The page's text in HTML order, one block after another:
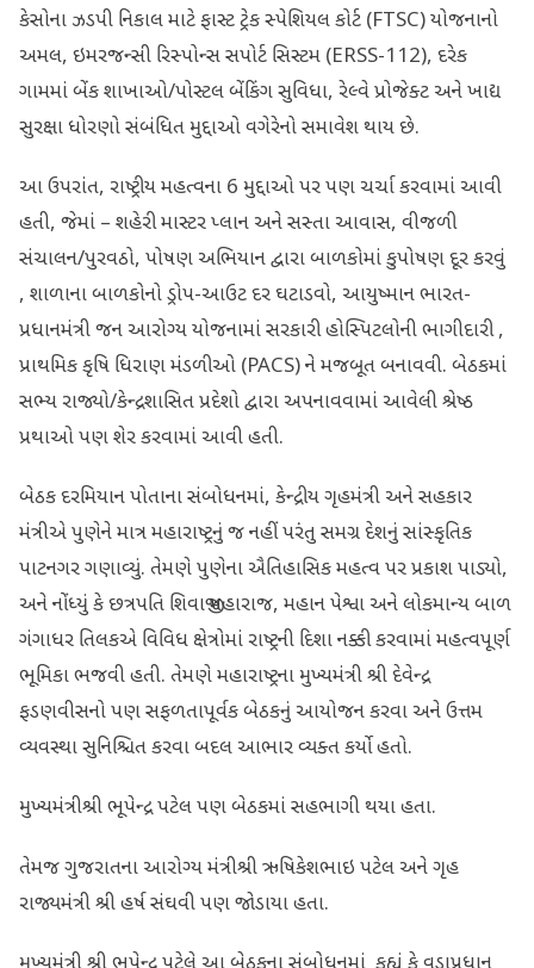
કેસોના ઝડપી નિકાલ માટે ફાસ્ટ ટ્રેક સ્પેશિયલ કોર્ટ (FTSC) યોજનાનો
અમલ, ઇમરજન્સી રિસ્પોન્સ સપોર્ટ સિસ્ટમ (ERSS-112), દરેક
ગામમાં બેંક શાખાઓ/પોસ્ટલ બેંકિંગ સુવિધા, રેલ્વે પ્રોજેક્ટ અને ખાદ્ય
સુરક્ષા ધોરણો સંબંધિત મુદ્દાઓ વગેરેનો સમાવેશ થાય છે.
આ ઉપરાંત, રાષ્ટ્રીય મહત્વના 6 મુદ્દાઓ પર પણ ચર્ચા કરવામાં આવી
હતી, જેમાં – શહેરી માસ્ટર પ્લાન અને સસ્તા આવાસ, વીજળી
સંચાલન/પુરવઠો, પોષણ અભિયાન દ્વારા બાળકોમાં કુપોષણ દૂર કરવું
, શાળાના બાળકોનો ડ્રોપ-આઉટ દર ઘટાડવો, આયુષ્માન ભારત-
પ્રધાનમંત્રી જન આરોગ્ય યોજનામાં સરકારી હોસ્પિટલોની ભાગીદારી ,
પ્રાથમિક કૃષિ ધિરાણ મંડળીઓ (PACS) ને મજબૂત બનાવવી. બેઠકમાં
સભ્ય રાજ્યો/કેન્દ્રશાસિત પ્રદેશો દ્વારા અપનાવવામાં આવેલી શ્રેષ્ઠ
પ્રથાઓ પણ શેર કરવામાં આવી હતી.
બેઠક દરમિયાન પોતાના સંબોધનમાં, કેન્દ્રીય ગૃહમંત્રી અને સહકાર
મંત્રીએ પુણેને માત્ર મહારાષ્ટ્રનું જ નહીં પરંતુ સમગ્ર દેશનું સાંસ્કૃતિક
પાટનગર ગણાવ્યું. તેમણે પુણેના ઐતિહાસિક મહત્વ પર પ્રકાશ પાડ્યો,
અને નોંધ્યું કે છત્રપતિ શિવાજી મહારાજ, મહાન પેશ્વા અને લોકમાન્ય બાળ
ગંગાધર તિલકએ વિવિધ ક્ષેત્રોમાં રાષ્ટ્રની દિશા નક્કી કરવામાં મહત્વપૂર્ણ
ભૂમિકા ભજવી હતી. તેમણે મહારાષ્ટ્રના મુખ્યમંત્રી શ્રી દેવેન્દ્ર
ફડણવીસનો પણ સફળતાપૂર્વક બેઠકનું આયોજન કરવા અને ઉત્તમ
વ્યવસ્થા સુનિશ્ચિત કરવા બદલ આભાર વ્યક્ત કર્યો હતો.
મુખ્યમંત્રીશ્રી ભૂપેન્દ્ર પટેલ પણ બેઠકમાં સહભાગી થયા હતા.
તેમજ ગુજરાતના આરોગ્ય મંત્રીશ્રી ઋષિકેશભાઇ પટેલ અને ગૃહ
રાજ્યમંત્રી શ્રી હર્ષ સંઘવી પણ જોડાયા હતા.